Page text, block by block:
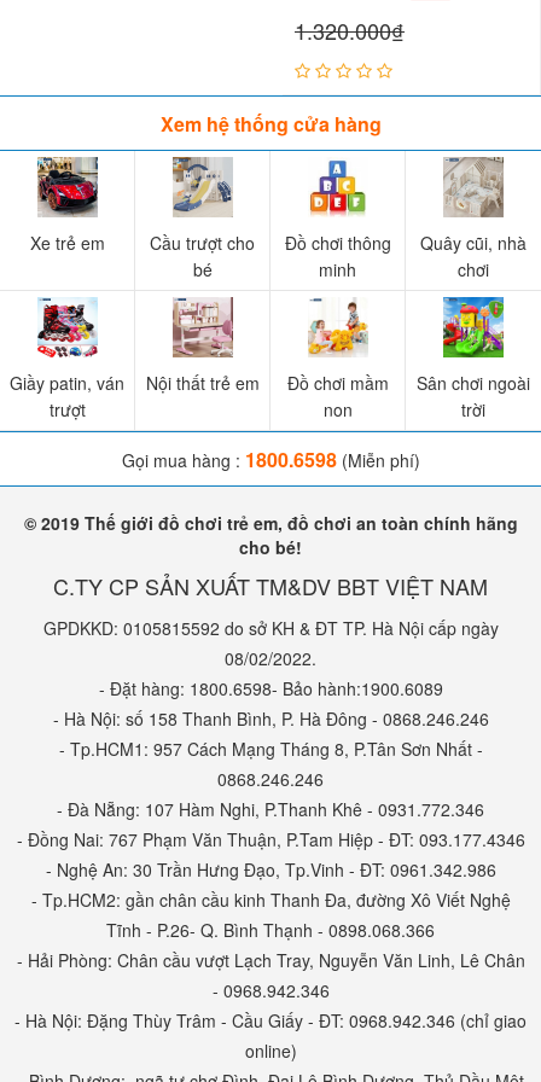
1.320.000₫
Xem hệ thống cửa hàng
Xe trẻ em
Cầu trượt cho
bé
Đồ chơi thông
minh
Quây cũi, nhà
chơi
Giầy patin, ván
trượt
Nội thất trẻ em
Đồ chơi mầm
non
Sân chơi ngoài
trời
Gọi mua hàng : 1800.6598(Miễn phí)
© 2019 Thế giới đồ chơi trẻ em, đồ chơi an toàn chính hãng
cho bé!
C.TY CP SẢN XUẤT TM&DV BBT VIỆT NAM
GPDKKD: 0105815592 do sở KH & ĐT TP. Hà Nội cấp ngày
08/02/2022.
- Đặt hàng: 1800.6598- Bảo hành:1900.6089
- Hà Nội: số 158 Thanh Bình, P. Hà Đông - 0868.246.246
- Tp.HCM1: 957 Cách Mạng Tháng 8, P.Tân Sơn Nhất -
0868.246.246
- Đà Nẵng: 107 Hàm Nghi, P.Thanh Khê - 0931.772.346
- Đồng Nai: 767 Phạm Văn Thuận, P.Tam Hiệp - ĐT: 093.177.4346
- Nghệ An: 30 Trần Hưng Đạo, Tp.Vinh - ĐT: 0961.342.986
- Tp.HCM2: gần chân cầu kinh Thanh Đa, đường Xô Viết Nghệ
Tĩnh - P.26- Q. Bình Thạnh - 0898.068.366
- Hải Phòng: Chân cầu vượt Lạch Tray, Nguyễn Văn Linh, Lê Chân
- 0968.942.346
- Hà Nội: Đặng Thùy Trâm - Cầu Giấy - ĐT: 0968.942.346 (chỉ giao
online)